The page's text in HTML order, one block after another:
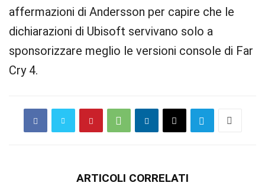
affermazioni di Andersson per capire che le
dichiarazioni di Ubisoft servivano solo a
sponsorizzare meglio le versioni console di Far
Cry 4.
ARTICOLI CORRELATI